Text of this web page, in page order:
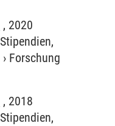
, 2020
› Forschung
, 2018